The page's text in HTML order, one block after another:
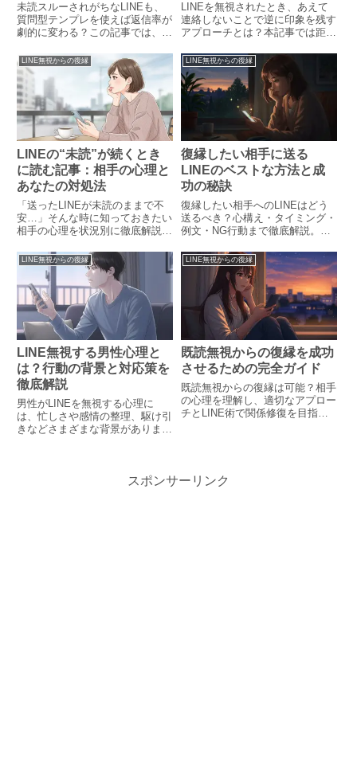
未読スルーされがちなLINEも、
質問型テンプレを使えば返信率が
劇的に変わる？この記事では、返
LINEの書き方や具体的なテンプ
レを紹介。心理的な工夫や送信タ
イミング、NG例まで詳しく解説
します。
LINEを無視されたとき、あえて
連絡しないことで逆に印象を残す
アプローチとは？本記事では距離
引き出す方法や、タイミング別の
具体的な行動プランを徹底解説し
ます。
LINE無視からの復縁
LINEの“未読”が続くとき
に読む記事：相手の心理と
あなたの対処法
「送ったLINEが未読のままで不
安…」そんな時に知っておきたい
相手の心理を状況別に徹底解説。
が今すべき対応と心の整え方を、
優しく丁寧にお伝えします。
LINE無視からの復縁
復縁したい相手に送る
LINEのベストな方法と成
功の秘訣
復縁したい相手へのLINEはどう
送るべき？心構え・タイミング・
例文・NG行動まで徹底解説。誠
成功に導く方法を紹介します。
LINE無視からの復縁
LINE無視する男性心理と
は？行動の背景と対応策を
徹底解説
男性がLINEを無視する心理に
は、忙しさや感情の整理、駆け引
きなどさまざまな背景がありま
LINE無視からの復縁
既読無視からの復縁を成功
させるための完全ガイド
既読無視からの復縁は可能？相手
の心理を理解し、適切なアプロー
チとLINE術で関係修復を目指す
スポンサーリンク